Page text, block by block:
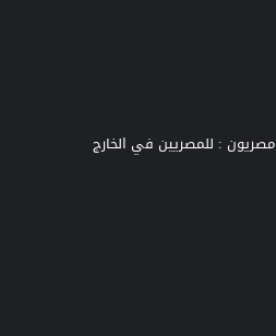
مصريون : للمصريين في الخارج